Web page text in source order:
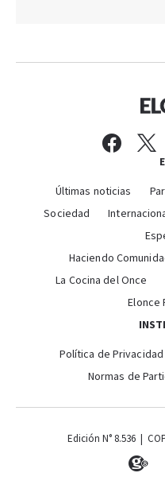
Últimas noticias
Sociedad
Haciendo
La Cocina del Once
Elonce
Política de Privacidad
Normas de
Edición N° 8.536 |